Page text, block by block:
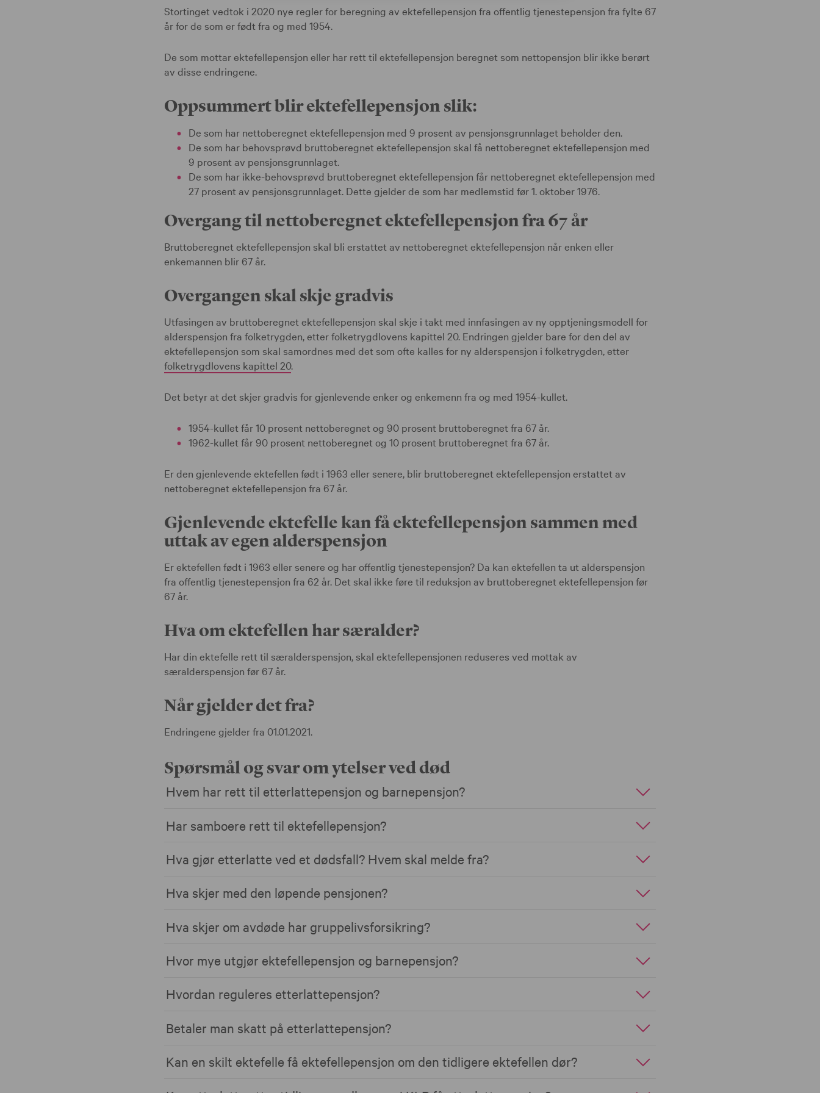
Stortinget vedtok i 2020 nye regler for beregning av ektefellepensjon fra offentlig tjenestepensjon fra fylte 67
år for de som er født fra og med 1954.
De som mottar ektefellepensjon eller har rett til ektefellepensjon beregnet som nettopensjon blir ikke berørt
av disse endringene.
Oppsummert blir ektefellepensjon slik:
De som har nettoberegnet ektefellepensjon med 9 prosent av pensjonsgrunnlaget beholder den.
De som har behovsprøvd bruttoberegnet ektefellepensjon skal få nettoberegnet ektefellepensjon med
9 prosent av pensjonsgrunnlaget.
De som har ikke-behovsprøvd bruttoberegnet ektefellepensjon får nettoberegnet ektefellepensjon med
27 prosent av pensjonsgrunnlaget. Dette gjelder de som har medlemstid før 1. oktober 1976.
Overgang til nettoberegnet ektefellepensjon fra 67 år
Bruttoberegnet ektefellepensjon skal bli erstattet av nettoberegnet ektefellepensjon når enken eller
enkemannen blir 67 år.
Overgangen skal skje gradvis
Utfasingen av bruttoberegnet ektefellepensjon skal skje i takt med innfasingen av ny opptjeningsmodell for
alderspensjon fra folketrygden, etter folketrygdlovens kapittel 20. Endringen gjelder bare for den del av
ektefellepensjon som skal samordnes med det som ofte kalles for ny alderspensjon i folketrygden, etter
folketrygdlovens kapittel 20.
Det betyr at det skjer gradvis for gjenlevende enker og enkemenn fra og med 1954-kullet.
1954-kullet får 10 prosent nettoberegnet og 90 prosent bruttoberegnet fra 67 år.
1962-kullet får 90 prosent nettoberegnet og 10 prosent bruttoberegnet fra 67 år.
Er den gjenlevende ektefellen født i 1963 eller senere, blir bruttoberegnet ektefellepensjon erstattet av
nettoberegnet ektefellepensjon fra 67 år.
Gjenlevende ektefelle kan få ektefellepensjon sammen med
uttak av egen alderspensjon
Er ektefellen født i 1963 eller senere og har offentlig tjenestepensjon? Da kan ektefellen ta ut alderspensjon
fra offentlig tjenestepensjon fra 62 år. Det skal ikke føre til reduksjon av bruttoberegnet ektefellepensjon før
67 år.
Hva om ektefellen har særalder?
Har din ektefelle rett til særalderspensjon, skal ektefellepensjonen reduseres ved mottak av
særalderspensjon før 67 år.
Når gjelder det fra?
Endringene gjelder fra 01.01.2021.
Spørsmål og svar om ytelser ved død
Hvem har rett til etterlattepensjon og barnepensjon?
Har samboere rett til ektefellepensjon?
Hva gjør etterlatte ved et dødsfall? Hvem skal melde fra?
Hva skjer med den løpende pensjonen?
Hva skjer om avdøde har gruppelivsforsikring?
Hvor mye utgjør ektefellepensjon og barnepensjon?
Hvordan reguleres etterlattepensjon?
Betaler man skatt på etterlattepensjon?
Kan en skilt ektefelle få ektefellepensjon om den tidligere ektefellen dør?